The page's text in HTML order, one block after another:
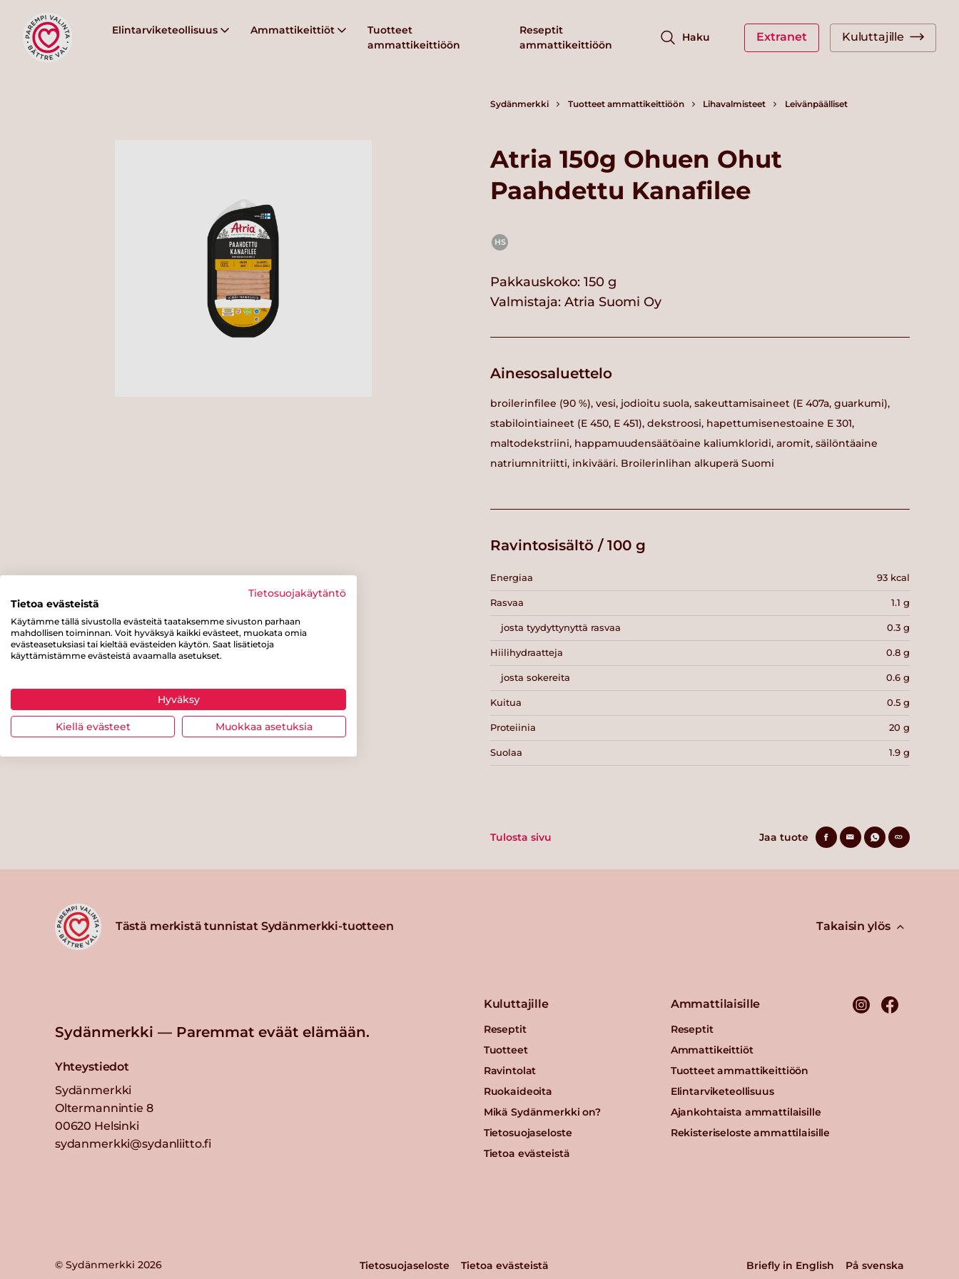
Elintarviketeollisuus Ammattikeittiöt
Tuotteet
ammattikeittiöön
Reseptit
ammattikeittiöön
Haku Extranet Kuluttajille
Sydänmerkki Tuotteet ammattikeittiöön Lihavalmisteet Leivänpäälliset
Atria 150g Ohuen Ohut
Paahdettu Kanafilee
HS
Pakkauskoko: 150 g
Valmistaja: Atria Suomi Oy
Ainesosaluettelo
broilerinfilee (90 %), vesi, jodioitu suola, sakeuttamisaineet (E 407a, guarkumi),
stabilointiaineet (E 450, E 451), dekstroosi, hapettumisenestoaine E 301,
maltodekstriini, happamuudensäätöaine kaliumkloridi, aromit, säilöntäaine
natriumnitriitti, inkivääri. Broilerinlihan alkuperä Suomi
Ravintosisältö / 100 g
Energiaa 93 kcal
Rasvaa 1.1 g
josta tyydyttynyttä rasvaa 0.3 g
Hiilihydraatteja 0.8 g
josta sokereita 0.6 g
Kuitua 0.5 g
Proteiinia 20 g
Suolaa 1.9 g
Tulosta sivu Jaa tuote
Tästä merkistä tunnistat Sydänmerkki-tuotteen Takaisin ylös
Sydänmerkki — Paremmat eväät elämään.
Yhteystiedot
Sydänmerkki
Oltermannintie 8
00620 Helsinki
sydanmerkki@sydanliitto.fi
Kuluttajille
Reseptit
Tuotteet
Ravintolat
Ruokaideoita
Mikä Sydänmerkki on?
Tietosuojaseloste
Tietoa evästeistä
Ammattilaisille
Reseptit
Ammattikeittiöt
Tuotteet ammattikeittiöön
Elintarviketeollisuus
Ajankohtaista ammattilaisille
Rekisteriseloste ammattilaisille
© Sydänmerkki 2026 Tietosuojaseloste Tietoa evästeistä Briefly in English På svenska
Tietosuojakäytäntö
Tietoa evästeistä
Käytämme tällä sivustolla evästeitä taataksemme sivuston parhaan
mahdollisen toiminnan. Voit hyväksyä kaikki evästeet, muokata omia
evästeasetuksiasi tai kieltää evästeiden käytön. Saat lisätietoja
käyttämistämme evästeistä avaamalla asetukset.
Hyväksy
Kiellä evästeet Muokkaa asetuksia